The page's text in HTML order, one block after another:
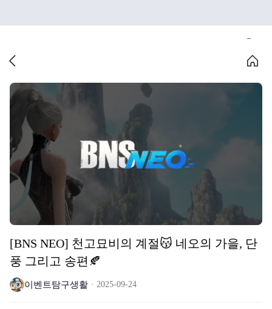
[BNS NEO] 천고묘비의 계절😽 네오의 가을, 단
풍 그리고 송편🍂
이벤트탐구생활 2025-09-24